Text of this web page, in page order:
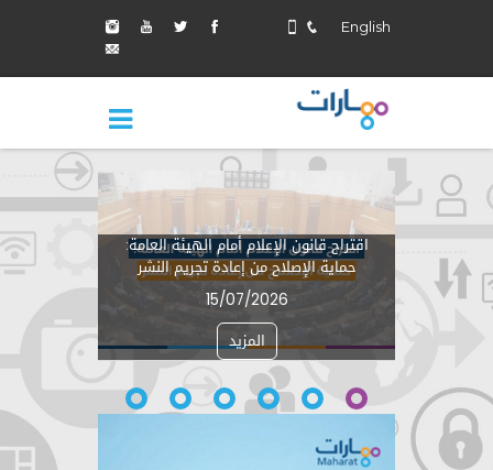
English
اقتراح قانون الإعلام أمام الهيئة العامة:
حماية الإصلاح من إعادة تجريم النشر
15/07/2026
المزيد
جوهر
بما